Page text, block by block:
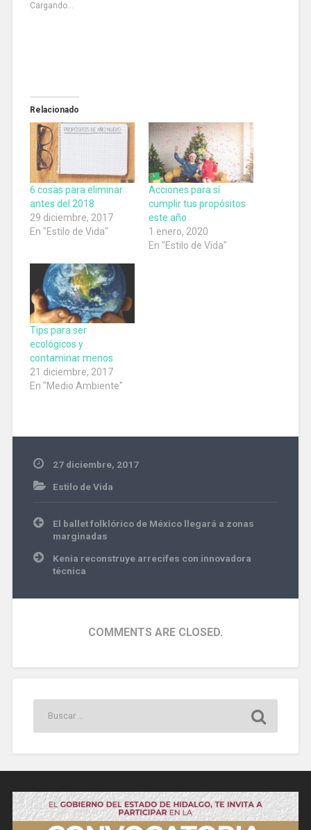
Cargando...
Relacionado
6 cosas para eliminar
antes del 2018
29 diciembre, 2017
En "Estilo de Vida"
Acciones para sí
cumplir tus propósitos
este año
1 enero, 2020
En "Estilo de Vida"
Tips para ser
ecológicos y
contaminar menos
21 diciembre, 2017
En "Medio Ambiente"
27 diciembre, 2017
Estilo de Vida
Navegación
entradas
El ballet folklórico de México llegará a zonas
marginadas
Kenia reconstruye arrecifes con innovadora
técnica
COMMENTS ARE CLOSED.